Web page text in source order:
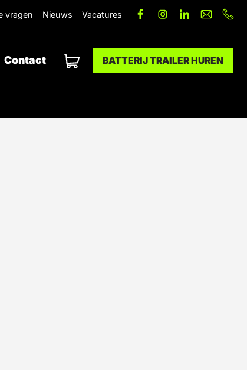
vragen Nieuws Vacatures
Contact BATTERIJ TRAILER HUREN